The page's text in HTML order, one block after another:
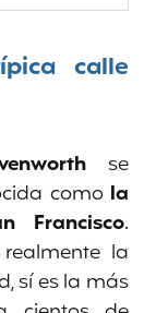
calle
se
comola
Francisco.
la
sí es la más